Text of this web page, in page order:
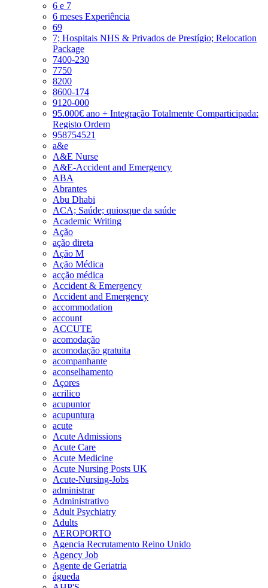
6 e 7
6 meses Experiência
69
7; Hospitais NHS & Privados de Prestígio; Relocation
Package
7400-230
7750
8200
8600-174
9120-000
95.000€ ano + Integração Totalmente Comparticipada:
Registo Ordem
958754521
a&e
A&E Nurse
A&E-Accident and Emergency
ABA
Abrantes
Abu Dhabi
ACA; Saúde; quiosque da saúde
Academic Writing
Ação
ação direta
Ação M
Ação Médica
acção médica
Accident & Emergency
Accident and Emergency
accommodation
account
ACCUTE
acomodação
acomodação gratuita
acompanhante
aconselhamento
Açores
acrilico
acupuntor
acupuntura
acute
Acute Admissions
Acute Care
Acute Medicine
Acute Nursing Posts UK
Acute-Nursing-Jobs
administrar
Administrativo
Adult Psychiatry
Adults
AEROPORTO
Agencia Recrutamento Reino Unido
Agency Job
Agente de Geriatria
águeda